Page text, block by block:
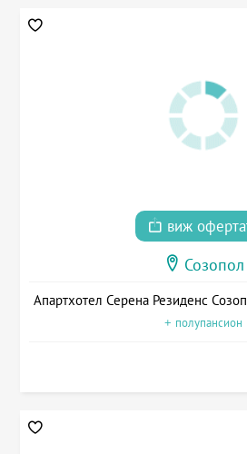
виж
Созопол
Апартхотел Серена Резиденс
+ полупансион